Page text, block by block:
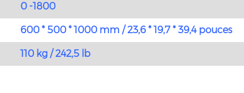
0 -1800
600 * 500 * 1000 mm / 23,6 * 19,7 * 39,4 pouces
110 kg / 242,5 lb